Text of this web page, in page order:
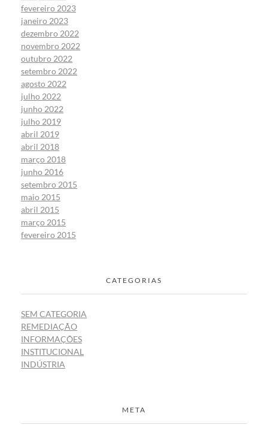
fevereiro 2023
janeiro 2023
dezembro 2022
novembro 2022
outubro 2022
setembro 2022
agosto 2022
julho 2022
junho 2022
julho 2019
abril 2019
abril 2018
março 2018
junho 2016
setembro 2015
maio 2015
abril 2015
março 2015
fevereiro 2015
CATEGORIAS
SEM CATEGORIA
REMEDIAÇÃO
INFORMAÇÕES
INSTITUCIONAL
INDÚSTRIA
META